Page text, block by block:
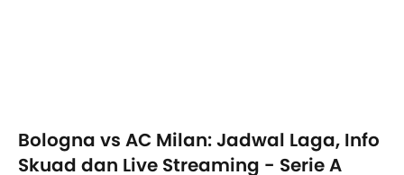
Bologna vs AC Milan: Jadwal Laga, Info
Skuad dan Live Streaming - Serie A